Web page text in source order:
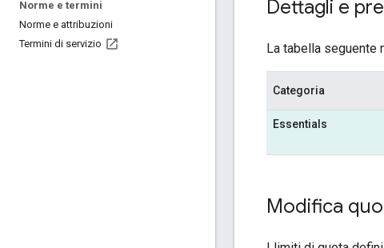
Norme e termini
Norme e attribuzioni
Termini di servizio
Dettagli e
La tabella seguente
Categoria
Essentials
Modifica